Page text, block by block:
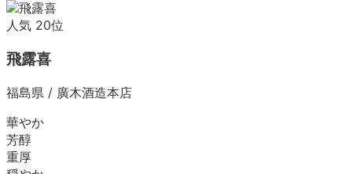
人気 20位
飛露喜
福島県 / 廣木酒造本店
華やか
芳醇
重厚